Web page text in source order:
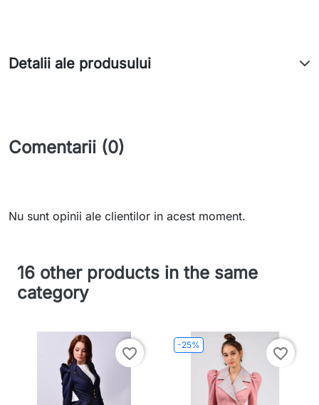
Detalii ale produsului
Comentarii (0)
Nu sunt opinii ale clientilor in acest moment.
16 other products in the same
category
favorite_border
-25%
favorite_border